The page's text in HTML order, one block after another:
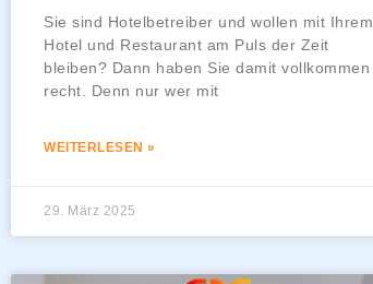
Sie sind Hotelbetreiber und wollen mit Ihrem
Hotel und Restaurant am Puls der Zeit
bleiben? Dann haben Sie damit vollkommen
recht. Denn nur wer mit
WEITERLESEN »
29. März 2025